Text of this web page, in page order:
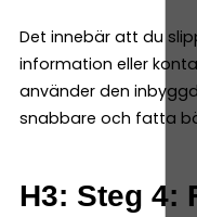
Det innebär att du
information eller
använder den
snabbare och fatta
H3: Steg 4: